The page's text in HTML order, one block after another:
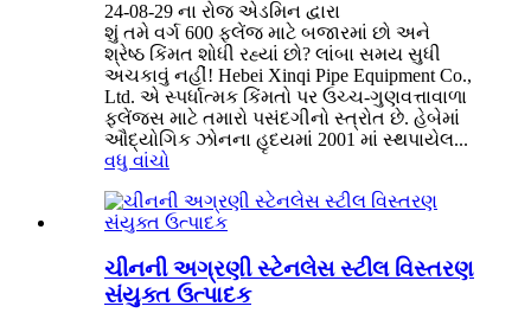
24-08-29 ના રોજ એડમિન દ્વારા
શું તમે વર્ગ 600 ફ્લેંજ માટે બજારમાં છો અને
શ્રેષ્ઠ કિંમત શોધી રહ્યાં છો? લાંબા સમય સુધી
અચકાવું નહીં! Hebei Xinqi Pipe Equipment Co.,
Ltd. એ સ્પર્ધાત્મક કિંમતો પર ઉચ્ચ-ગુણવત્તાવાળા
ફ્લેંજ્સ માટે તમારો પસંદગીનો સ્ત્રોત છે. હેબેમાં
ઔદ્યોગિક ઝોનના હૃદયમાં 2001 માં સ્થપાયેલ...
વધુ વાંચો
ચીનની અગ્રણી સ્ટેનલેસ સ્ટીલ વિસ્તરણ
સંયુક્ત ઉત્પાદક